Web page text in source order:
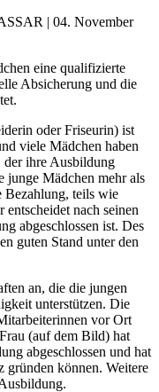
| 04. November
eine qualifizierte
Absicherung und die
oder Friseurin) ist
viele Mädchen haben
ihre Ausbildung
junge Mädchen mehr als
Bezahlung, teils wie
nach seinen
abgeschlossen ist. Des
guten Stand unter den
an, die die jungen
unterstützen. Die
vor Ort
(auf dem Bild) hat
abgeschlossen und hat
gründen können. Weitere